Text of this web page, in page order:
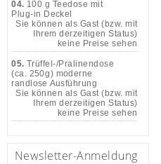
04. 100 g Teedose mit
Plug-in Deckel
Sie können als Gast (bzw. mit
Ihrem derzeitigen Status)
keine Preise sehen
05. Trüffel-/Pralinendose
(ca. 250g) moderne
randlose Ausführung
Sie können als Gast (bzw. mit
Ihrem derzeitigen Status)
keine Preise sehen
Newsletter-Anmeldung